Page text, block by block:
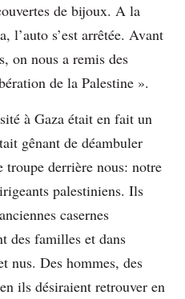
de bijoux. A la
l’auto s’est arrêtée. Avant
on nous a remis des
de la Palestine ».
à Gaza était en fait un
gênant de déambuler
troupe derrière nous: notre
palestiniens. Ils
casernes
des familles et dans
nus. Des hommes, des
ils désiraient retrouver en